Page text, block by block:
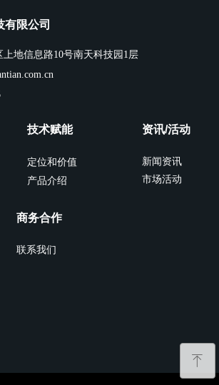
ꁸ
技术赋能
定位和价值
产品介绍
资讯/活动
新闻资讯
市场活动
商务合作
联系我们
有限公司
地信息路10号南天科技园1层